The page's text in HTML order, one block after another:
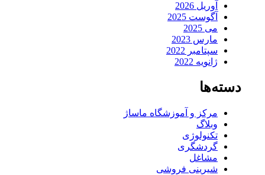
آوریل 2026
آگوست 2025
می 2025
مارس 2023
سپتامبر 2022
ژانویه 2022
دسته‌ها
مرکز و آموزشگاه ماساژ
وبلاگ
تکنولوژی
گردشگری
مشاغل
شیرینی فروشی